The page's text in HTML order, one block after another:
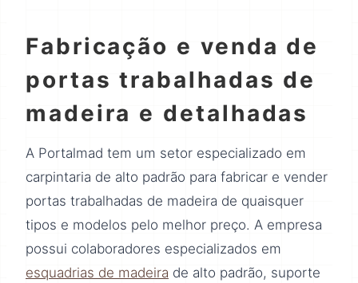
Fabricação e venda de
portas trabalhadas de
madeira e detalhadas
A Portalmad tem um setor especializado em
carpintaria de alto padrão para fabricar e vender
portas trabalhadas de madeira de quaisquer
tipos e modelos pelo melhor preço. A empresa
possui colaboradores especializados em
esquadrias de madeira de alto padrão, suporte